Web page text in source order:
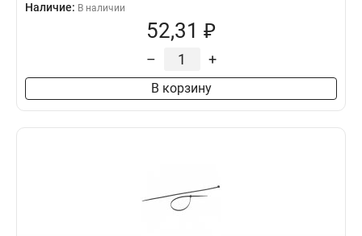
Наличие: В наличии
52,31 ₽
– +
В корзину